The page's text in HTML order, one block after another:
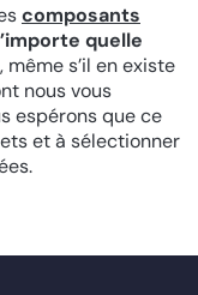
composants
quelle
, même s’il en existe
nous vous
espérons que ce
et à sélectionner